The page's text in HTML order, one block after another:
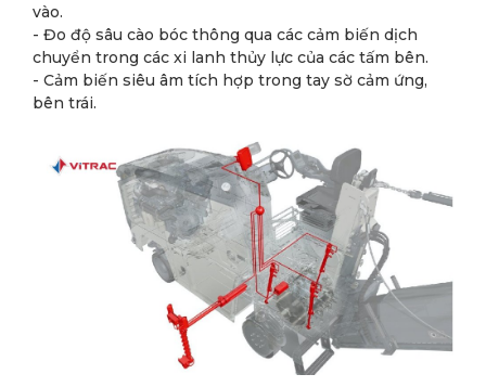
vào.
- Đo độ sâu cào bóc thông qua các cảm biến dịch
chuyển trong các xi lanh thủy lực của các tấm bên.
- Cảm biến siêu âm tích hợp trong tay sờ cảm ứng,
bên trái.